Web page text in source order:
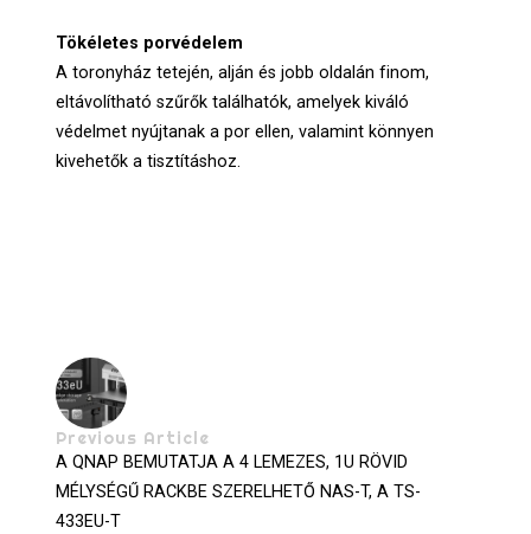
Tökéletes porvédelem
A toronyház tetején, alján és jobb oldalán finom,
eltávolítható szűrők találhatók, amelyek kiváló
védelmet nyújtanak a por ellen, valamint könnyen
kivehetők a tisztításhoz.
Previous Article
A QNAP BEMUTATJA A 4 LEMEZES, 1U RÖVID
MÉLYSÉGŰ RACKBE SZERELHETŐ NAS-T, A TS-
433EU-T